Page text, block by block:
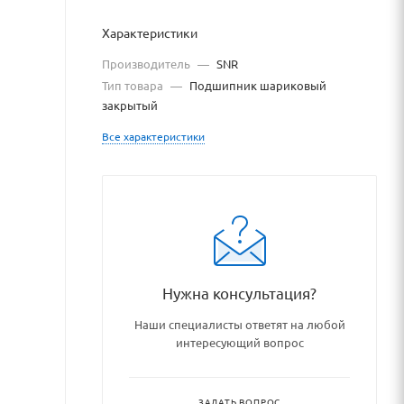
Характеристики
Производитель — SNR
Тип товара — Подшипник шариковый
закрытый
Все характеристики
Нужна консультация?
Наши специалисты ответят на любой
интересующий вопрос